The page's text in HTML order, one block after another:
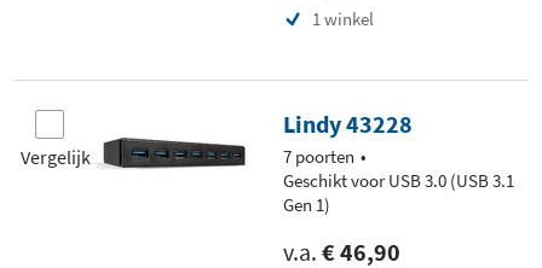
1 winkel
Vergelijk
Lindy 43228
7 poorten
Geschikt voor USB 3.0 (USB 3.1
Gen 1)
v.a. € 46,90